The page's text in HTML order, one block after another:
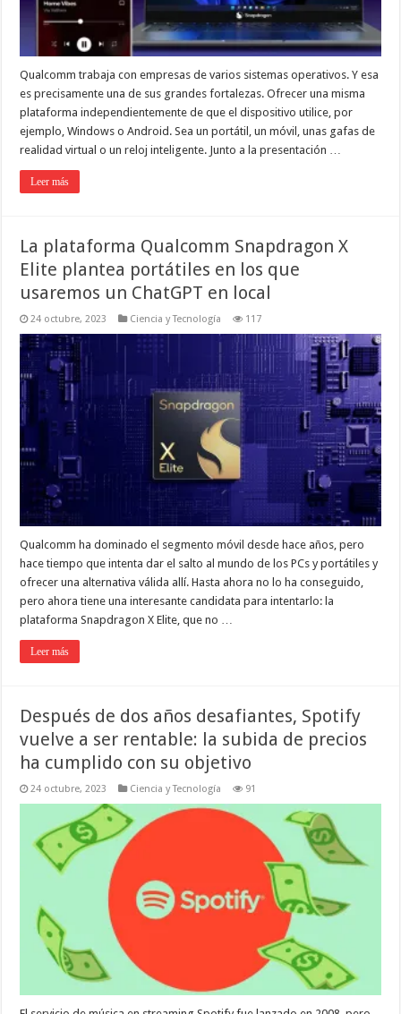
Qualcomm trabaja con empresas de varios sistemas operativos. Y esa
es precisamente una de sus grandes fortalezas. Ofrecer una misma
plataforma independientemente de que el dispositivo utilice, por
ejemplo, Windows o Android. Sea un portátil, un móvil, unas gafas de
realidad virtual o un reloj inteligente. Junto a la presentación …
Leer más
La plataforma Qualcomm Snapdragon X
Elite plantea portátiles en los que
usaremos un ChatGPT en local
24 octubre, 2023 Ciencia y Tecnología 117
Qualcomm ha dominado el segmento móvil desde hace años, pero
hace tiempo que intenta dar el salto al mundo de los PCs y portátiles y
ofrecer una alternativa válida allí. Hasta ahora no lo ha conseguido,
pero ahora tiene una interesante candidata para intentarlo: la
plataforma Snapdragon X Elite, que no …
Leer más
Después de dos años desafiantes, Spotify
vuelve a ser rentable: la subida de precios
ha cumplido con su objetivo
24 octubre, 2023 Ciencia y Tecnología 91